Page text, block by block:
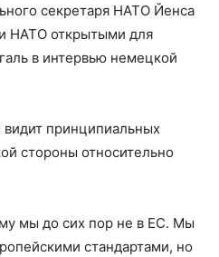
секретаря НАТО Йенса
НАТО открытыми для
в интервью немецкой
принципиальных
стороны относительно
мы до сих пор не в ЕС. Мы
стандартами, но